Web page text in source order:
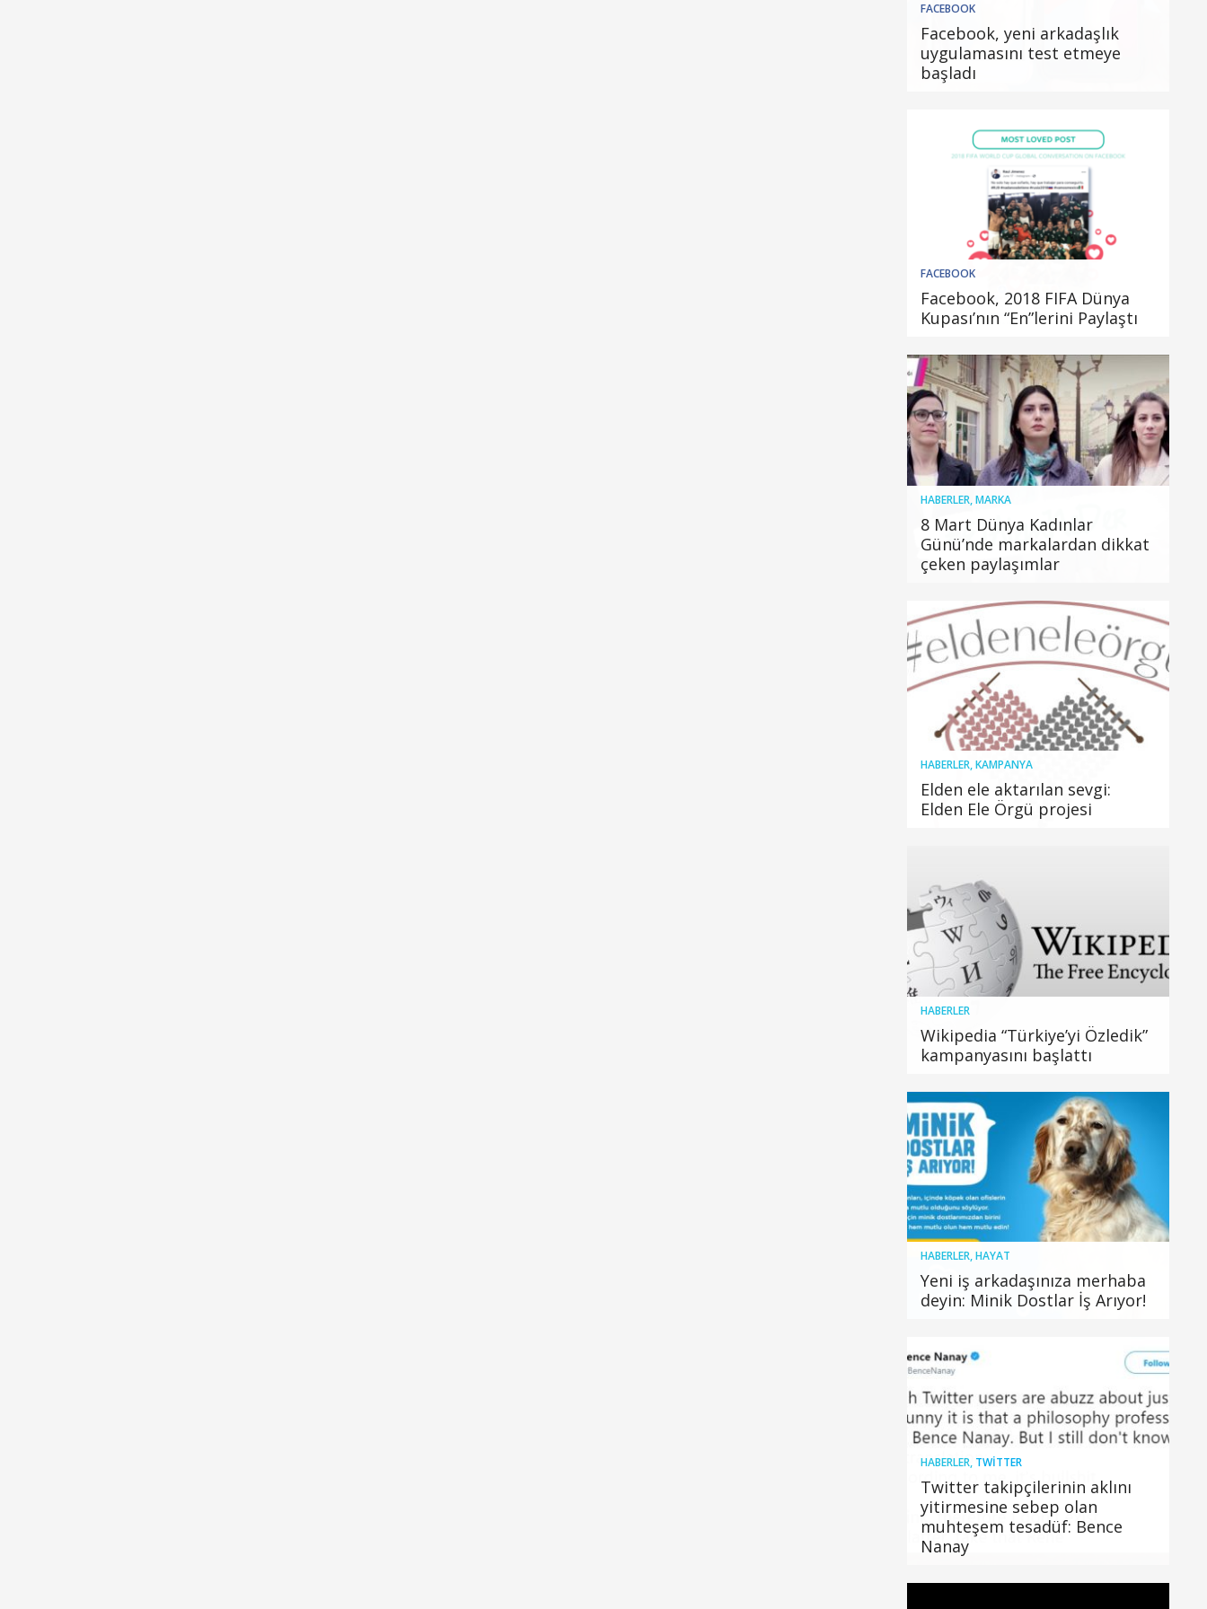
FACEBOOK
Facebook, yeni arkadaşlık
uygulamasını test etmeye
başladı
FACEBOOK
Facebook, 2018 FIFA Dünya
Kupası’nın “En”lerini Paylaştı
HABERLER,MARKA
8 Mart Dünya Kadınlar
Günü’nde markalardan dikkat
çeken paylaşımlar
HABERLER,KAMPANYA
Elden ele aktarılan sevgi:
Elden Ele Örgü projesi
HABERLER
Wikipedia “Türkiye’yi Özledik”
kampanyasını başlattı
HABERLER,HAYAT
Yeni iş arkadaşınıza merhaba
deyin: Minik Dostlar İş Arıyor!
HABERLER, TWITTER
Twitter takipçilerinin aklını
yitirmesine sebep olan
muhteşem tesadüf: Bence
Nanay